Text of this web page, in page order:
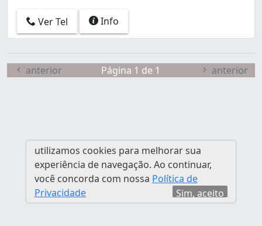
Ver Tel Info
anterior Página 1 de 1 anterior
utilizamos cookies para melhorar sua
experiência de navegação. Ao continuar,
você concorda com nossa Política de
Privacidade
Sim, aceito